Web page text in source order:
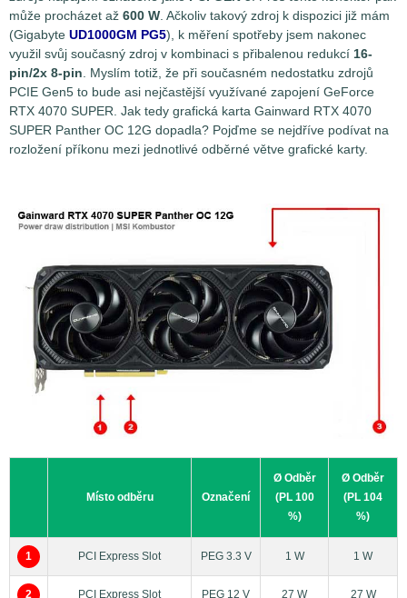
odběrných místech je prováděno pomocí měřících senzorů
senzory jsou nastaveny na odečítání hodnot
napětí/proud/spotřeba v intervalu 1,1ms (sampling) a za
výslednou hodnotu je brán průměr ze 4 takto
zaznamenaných vzorků (Low-pass filter). Zjednodušeně
řečeno, vynesené hodnoty v grafech tedy představují
průměrnou hodnotu napětí/proudu/spotřeby v časovém
intervalu 4,4 ms.
může procházet až 600 W. Ačkoliv takový zdroj k dispozici již mám
(Gigabyte UD1000GM PG5), k měření spotřeby jsem nakonec
využil svůj současný zdroj v kombinaci s přibalenou redukcí 16-
pin/2x 8-pin. Myslím totiž, že při současném nedostatku zdrojů
PCIE Gen5 to bude asi nejčastější využívané zapojení GeForce
RTX 4070 SUPER. Jak tedy grafická karta Gainward RTX 4070
SUPER Panther OC 12G dopadla? Pojďme se nejdříve podívat na
rozložení příkonu mezi jednotlivé odběrné větve grafické karty.
Místo odběru Označení
Ø Odběr
(PL 100
%)
Ø Odběr
(PL 104
%)
1 PCI Express Slot PEG 3.3 V 1 W 1 W
2 PCI Express Slot PEG 12 V 27 W 27 W